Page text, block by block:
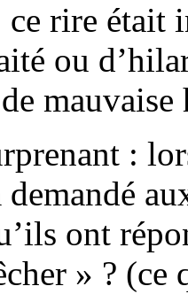
rire était
ou
mauvaise
:
demandé
ont
» ?